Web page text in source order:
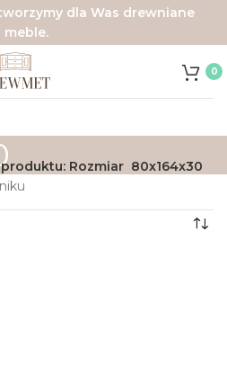
0
Rozmiar 80x164x30
tworzymy dla Was drewniane
meble.